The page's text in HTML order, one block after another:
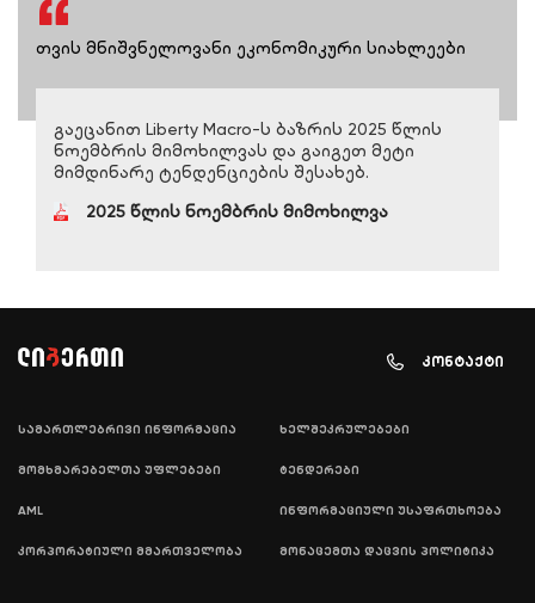
თვის მნიშვნელოვანი ეკონომიკური სიახლეები
გაეცანით Liberty Macro-ს ბაზრის 2025 წლის
ნოემბრის მიმოხილვას და გაიგეთ მეტი
მიმდინარე ტენდენციების შესახებ.
2025 წლის ნოემბრის მიმოხილვა
კონტაქტი
სამართლებრივი ინფორმაცია ხელშეკრულებები
მომხმარებელთა უფლებები ტენდერები
AML ინფორმაციული უსაფრთხოება
კორპორატიული მმართველობა მონაცემთა დაცვის პოლიტიკა